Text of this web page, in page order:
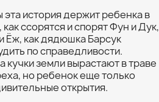
история держит ребенка в
ссорятся и спорят Фун и Дук,
Ёж, как дядюшка Барсук
по справедливости.
кучки земли вырастают в траве
но ребенок еще только
открытия.